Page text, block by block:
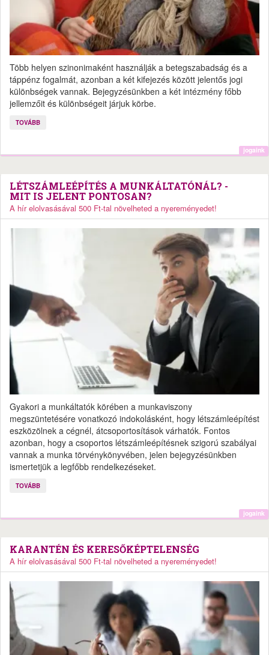
Több helyen szinonimaként használják a betegszabadság és a
táppénz fogalmát, azonban a két kifejezés között jelentős jogi
különbségek vannak. Bejegyzésünkben a két intézmény főbb
jellemzőit és különbségeit járjuk körbe.
TOVÁBB
jogaink
LÉTSZÁMLEÉPÍTÉS A MUNKÁLTATÓNÁL? -
MIT IS JELENT PONTOSAN?
A hír elolvasásával 500 Ft-tal növelheted a nyereményedet!
Gyakori a munkáltatók körében a munkaviszony
megszüntetésére vonatkozó indokolásként, hogy létszámleépítést
eszközölnek a cégnél, átcsoportosítások várhatók. Fontos
azonban, hogy a csoportos létszámleépítésnek szigorú szabályai
vannak a munka törvénykönyvében, jelen bejegyzésünkben
ismertetjük a legfőbb rendelkezéseket.
TOVÁBB
jogaink
KARANTÉN ÉS KERESŐKÉPTELENSÉG
A hír elolvasásával 500 Ft-tal növelheted a nyereményedet!